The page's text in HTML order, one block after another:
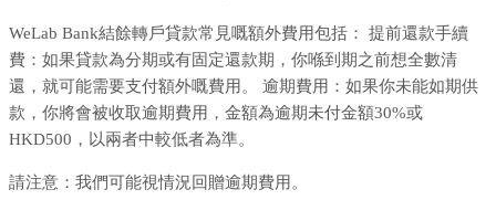
WeLab Bank結餘轉戶貸款常見嘅額外費用包括： 提前還款手續
費：如果貸款為分期或有固定還款期，你喺到期之前想全數清
還，就可能需要支付額外嘅費用。 逾期費用：如果你未能如期供
款，你將會被收取逾期費用，金額為逾期未付金額30%或
HKD500，以兩者中較低者為準。
請注意：我們可能視情況回贈逾期費用。